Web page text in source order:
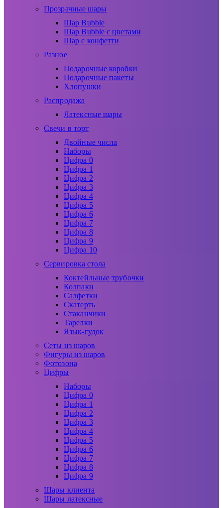
Прозрачные шары
Шар Bubble
Шар Bubble с цветами
Шар с конфетти
Разное
Подарочные коробки
Подарочные пакеты
Хлопушки
Распродажа
Латексные шары
Свечи в торт
Двойные числа
Наборы
Цифра 0
Цифра 1
Цифра 2
Цифра 3
Цифра 4
Цифра 5
Цифра 6
Цифра 7
Цифра 8
Цифра 9
Цифра 10
Сервировка стола
Коктейльные трубочки
Колпаки
Салфетки
Скатерть
Стаканчики
Тарелки
Язык-гудок
Сеты из шаров
Фигуры из шаров
Фотозона
Цифры
Наборы
Цифра 0
Цифра 1
Цифра 2
Цифра 3
Цифра 4
Цифра 5
Цифра 6
Цифра 7
Цифра 8
Цифра 9
Шары клиента
Шары латексные